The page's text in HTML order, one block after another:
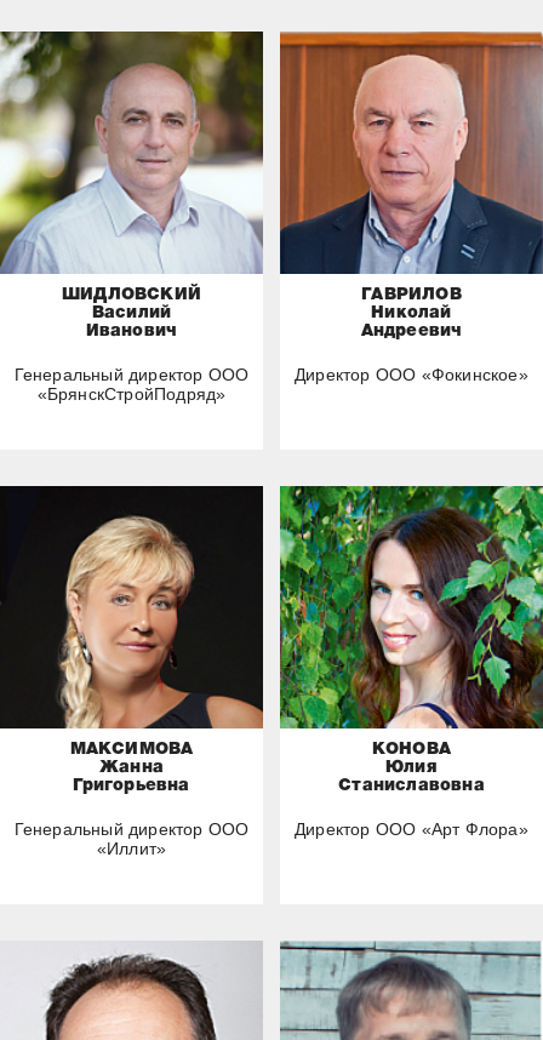
ШИДЛОВСКИЙ
Василий
Иванович
Генеральный директор ООО
«БрянскСтройПодряд»
ГАВРИЛОВ
Николай
Андреевич
Директор ООО «Фокинское»
МАКСИМОВА
Жанна
Григорьевна
Генеральный директор ООО
«Иллит»
КОНОВА
Юлия
Станиславовна
Директор ООО «Арт Флора»